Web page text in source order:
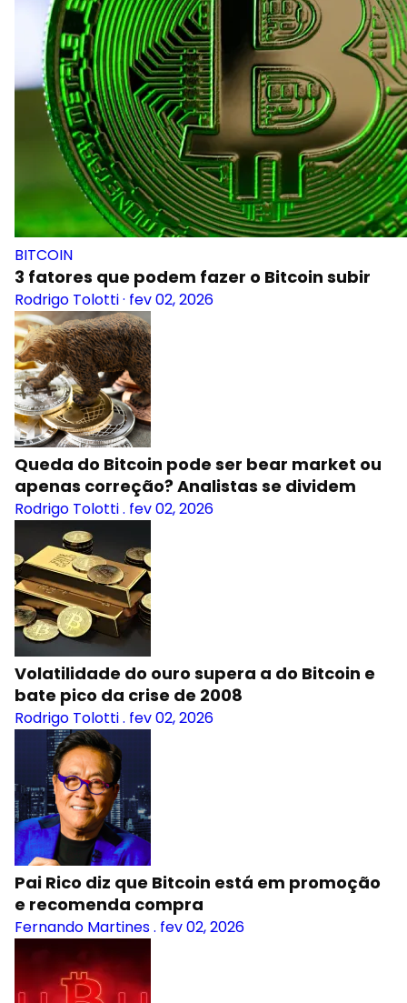
BITCOIN
3 fatores que podem fazer o Bitcoin subir
Rodrigo Tolotti· fev 02, 2026
Queda do Bitcoin pode ser bear market ou
apenas correção? Analistas se dividem
Rodrigo Tolotti. fev 02, 2026
Volatilidade do ouro supera a do Bitcoin e
bate pico da crise de 2008
Rodrigo Tolotti. fev 02, 2026
Pai Rico diz que Bitcoin está em promoção
e recomenda compra
Fernando Martines. fev 02, 2026